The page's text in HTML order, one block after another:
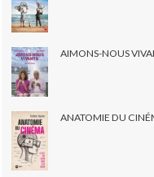
AIMONS-NOUS
ANATOMIE DU